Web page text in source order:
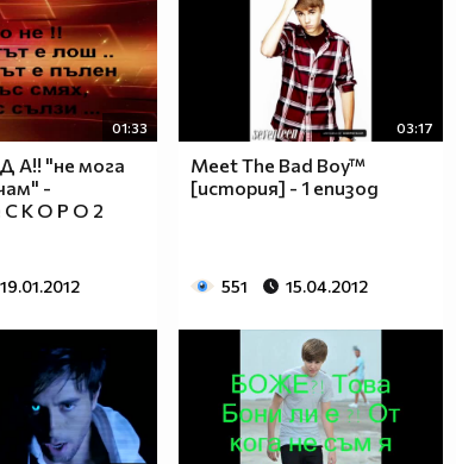
01:33
А!! "не мога
-
К О Р О 2
19.01.2012
03:17
Meet The Bad Boy™
[история] - 1 eпизод
551 15.04.2012